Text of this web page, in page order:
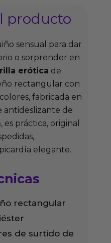
producto
sensual para dar
o sorprender en
erótica de
rectangular con
fabricada en
antideslizante de
, es práctica, original
elegante.
rectangular
de surtido de